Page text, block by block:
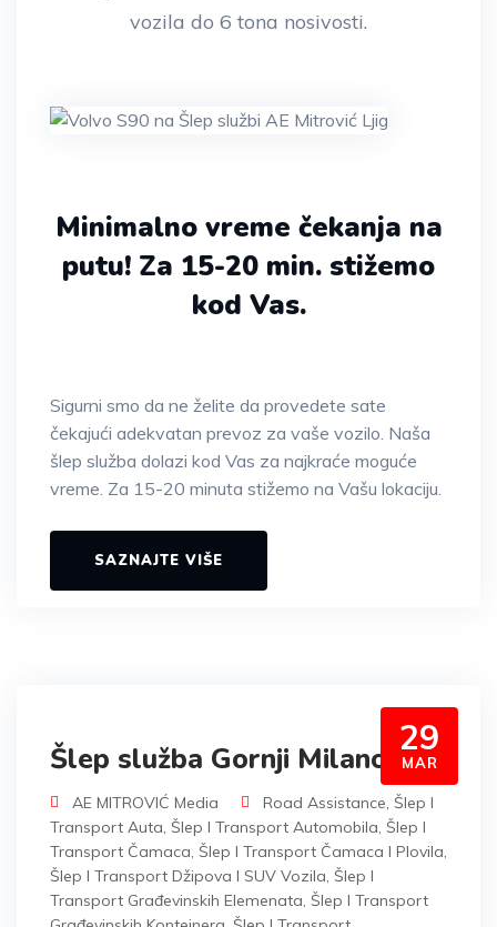
vozila do 6 tona nosivosti.
Minimalno vreme čekanja na
putu! Za 15-20 min. stižemo
kod Vas.
Sigurni smo da ne želite da provedete sate
čekajući adekvatan prevoz za vaše vozilo. Naša
šlep služba dolazi kod Vas za najkraće moguće
vreme. Za 15-20 minuta stižemo na Vašu lokaciju.
SAZNAJTE VIŠE
29
MAR
Šlep služba Gornji Milanovac
AE MITROVIĆ Media Road Assistance, Šlep I
Transport Auta, Šlep I Transport Automobila, Šlep I
Transport Čamaca, Šlep I Transport Čamaca I Plovila,
Šlep I Transport Džipova I SUV Vozila, Šlep I
Transport Građevinskih Elemenata, Šlep I Transport